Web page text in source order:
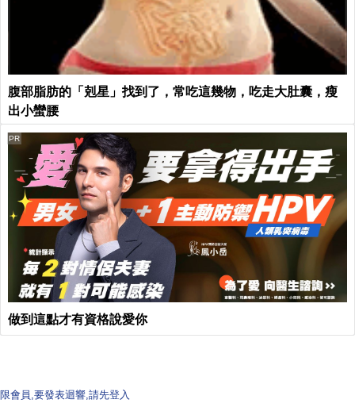
腹部脂肪的「剋星」找到了，常吃這幾物，吃走大肚囊，瘦
出小蠻腰
做到這點才有資格說愛你
PR
限會員,要發表迴響,請先登入